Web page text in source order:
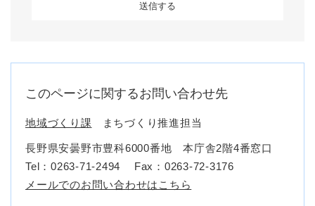
このページに関するお問い合わせ先
地域づくり課 まちづくり推進担当
長野県安曇野市豊科6000番地 本庁舎2階4番窓口
Tel：0263-71-2494
Fax：0263-72-3176
メールでのお問い合わせはこちら